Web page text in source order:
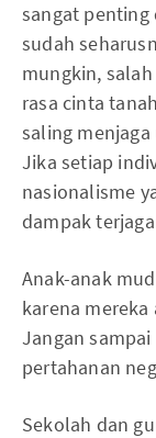
sangat
sudah
mungkin,
rasa cinta
saling
Jika setiap
nasionalisme
dampak
Anak-anak
karena
Jangan
pertahanan
Sekolah dan